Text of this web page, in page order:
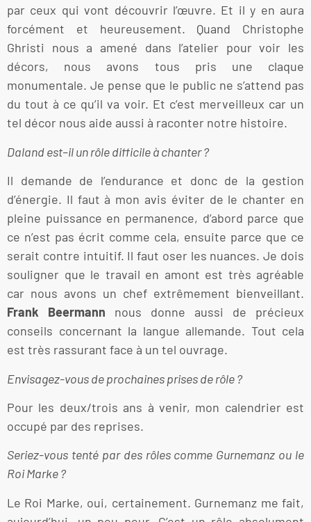
par ceux qui vont découvrir l’œuvre. Et il y en aura
forcément et heureusement. Quand Christophe
Ghristi nous a amené dans l’atelier pour voir les
décors, nous avons tous pris une claque
monumentale. Je pense que le public ne s’attend pas
du tout à ce qu’il va voir. Et c’est merveilleux car un
tel décor nous aide aussi à raconter notre histoire.
Daland est–il un rôle difficile à chanter ?
Il demande de l’endurance et donc de la gestion
d’énergie. Il faut à mon avis éviter de le chanter en
pleine puissance en permanence, d’abord parce que
ce n’est pas écrit comme cela, ensuite parce que ce
serait contre intuitif. Il faut oser les nuances. Je dois
souligner que le travail en amont est très agréable
car nous avons un chef extrêmement bienveillant.
Frank Beermann nous donne aussi de précieux
conseils concernant la langue allemande. Tout cela
est très rassurant face à un tel ouvrage.
Envisagez-vous de prochaines prises de rôle ?
Pour les deux/trois ans à venir, mon calendrier est
occupé par des reprises.
Seriez-vous tenté par des rôles comme Gurnemanz ou le
Roi Marke ?
Le Roi Marke, oui, certainement. Gurnemanz me fait,